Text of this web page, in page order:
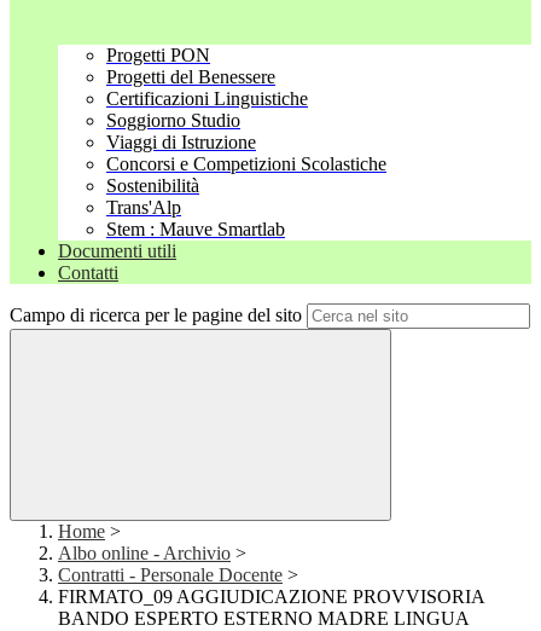
Progetti PON
Progetti del Benessere
Certificazioni Linguistiche
Soggiorno Studio
Viaggi di Istruzione
Concorsi e Competizioni Scolastiche
Sostenibilità
Trans'Alp
Stem : Mauve Smartlab
Documenti utili
Contatti
Campo di ricerca per le pagine del sito
Home >
Albo online - Archivio >
Contratti - Personale Docente >
FIRMATO_09 AGGIUDICAZIONE PROVVISORIA
BANDO ESPERTO ESTERNO MADRE LINGUA